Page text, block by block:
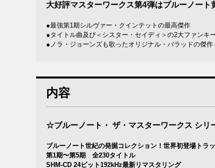
大好評マスターワークス第4弾はブルーノート
●最強第1期シルヴァー・クインテットの最高傑作
●タイトル曲及び＜シスター・セイディ＞の2大ファンキ
●ノラ・ジョーンズも歌ったオリジナル・バラッドの傑
内容
☆ブルーノート・ ザ・マスターワークス シリ
ブルーノート世紀の発掘コレクション！世界初登場トラ
第1期〜第5期 全230タイトル
SHM-CD 24ビット192kHz最新リマスタリング